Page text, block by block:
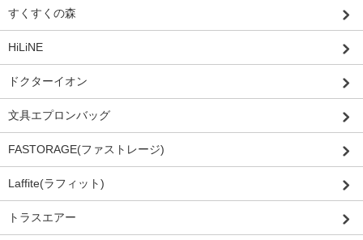
すくすくの森
HiLiNE
ドクターイオン
文具エプロンバッグ
FASTORAGE(ファストレージ)
Laffite(ラフィット)
トラスエアー